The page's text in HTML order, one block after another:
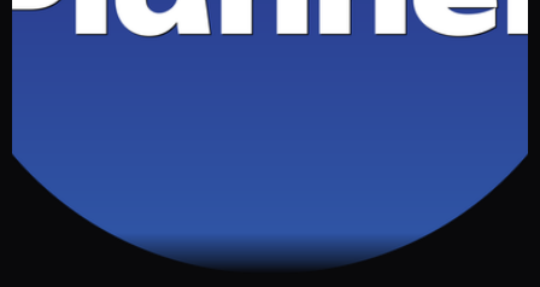
Частые вопросы о Антони Гала
Полный список — на Movie Planner: https://movie-
Кто такой(ая) Антони Гала?
Антони Гала — Актер. Биография и роли на
Где открыть фильмографию Антони Гала?
На Movie Planner: https://movie-planner.ru/s/